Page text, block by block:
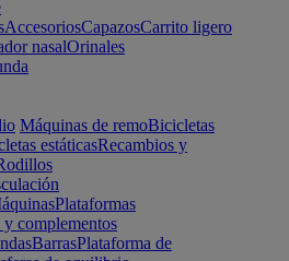
AccesoriosCapazosCarrito ligero
nasalOrinales
Máquinas de remoBicicletas
estáticasRecambios y
Plataformas
y complementos
BarrasPlataforma de